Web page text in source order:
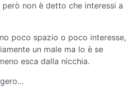
però non è detto che interessi a
poco spazio o poco interesse,
un male ma lo è se
esca dalla nicchia.